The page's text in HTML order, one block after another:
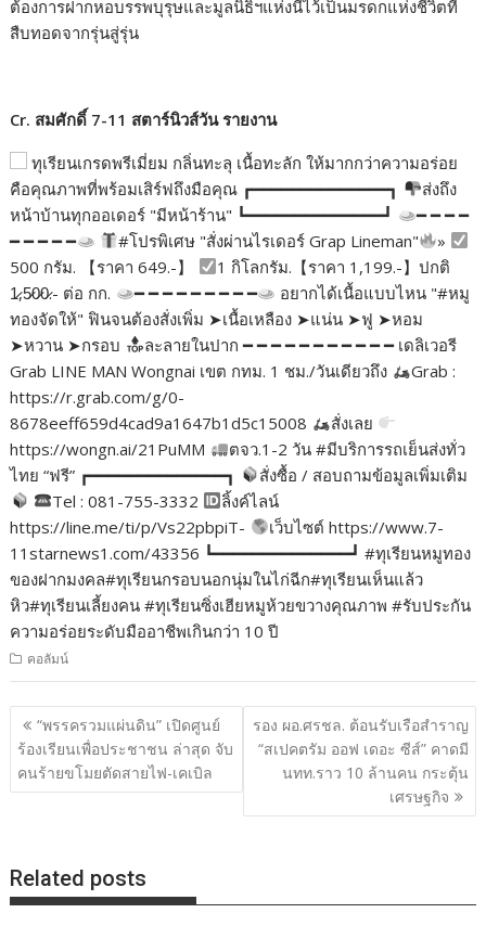
ต้องการฝากหอบรรพบุรุษและมูลนิธิฯแห่งนี้ไว้เป็นมรดกแห่งชีวิตที่
สืบทอดจากรุ่นสู่รุ่น
Cr. สมศักดิ์ 7-11 สตาร์นิวส์วัน รายงาน
ทุเรียนเกรดพรีเมี่ยม กลิ่นทะลุ เนื้อทะลัก ให้มากกว่าความอร่อย
คือคุณภาพที่พร้อมเสิร์ฟถึงมือคุณ ┏━━━━━━━━━━━━━━┓
ส่งถึง
หน้าบ้านทุกออเดอร์ "มีหน้าร้าน" ┗━━━━━━━━━━━━━━┛
━ ━ ━ ━
━ ━ ━ ━ ━
#โปรพิเศษ "สั่งผ่านไรเดอร์ Grap Lineman"
»
500 กรัม. 【ราคา 649.-】
1 กิโลกรัม.【ราคา 1,199.-】ปกติ
1̷,5̷0̷0̷.- ต่อ กก.
━ ━ ━ ━ ━ ━ ━ ━ ━
อยากได้เนื้อแบบไหน "#หมู
ทองจัดให้" ฟินจนต้องสั่งเพิ่ม ➤เนื้อเหลือง ➤แน่น ➤ฟู ➤หอม
➤หวาน ➤กรอบ
ละลายในปาก ━ ━ ━ ━ ━ ━ ━ ━ ━ ━ ━ เดลิเวอรี
Grab LINE MAN Wongnai เขต กทม. 1 ชม./วันเดียวถึง
Grab :
https://r.grab.com/g/0-
8678eeff659d4cad9a1647b1d5c15008
สั่งเลย
https://wongn.ai/21PuMM
ตจว.1-2 วัน #มีบริการรถเย็นส่งทั่ว
ไทย “ฟรี” ┏━━━━━━━━━━━━━━┓
สั่งซื้อ / สอบถามข้อมูลเพิ่มเติม
Tel : 081-755-3332
ลิ้งค์ไลน์
https://line.me/ti/p/Vs22pbpiT-
เว็บไซต์ https://www.7-
11starnews1.com/43356 ┗━━━━━━━━━━━━━━┛ #ทุเรียนหมูทอง
ของฝากมงคล#ทุเรียนกรอบนอกนุ่มในไก่ฉีก#ทุเรียนเห็นแล้ว
หิว#ทุเรียนเลี้ยงคน #ทุเรียนซิ่งเฮียหมูห้วยขวางคุณภาพ #รับประกัน
ความอร่อยระดับมืออาชีพเกินกว่า 10 ปี
คอลัมน์
แนะแนว
เรื่อง
“พรรครวมแผ่นดิน” เปิดศูนย์
ร้องเรียนเพื่อประชาชน ล่าสุด จับ
คนร้ายขโมยตัดสายไฟ-เคเบิล
รอง ผอ.ศรชล. ต้อนรับเรือสำราญ
“สเปคตรัม ออฟ เดอะ ซีส์” คาดมี
นทท.ราว 10 ล้านคน กระตุ้น
เศรษฐกิจ
Related posts